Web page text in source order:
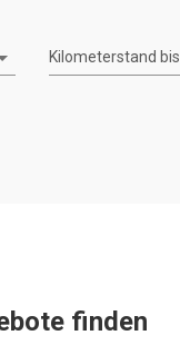
Kilometerstand bis
finden